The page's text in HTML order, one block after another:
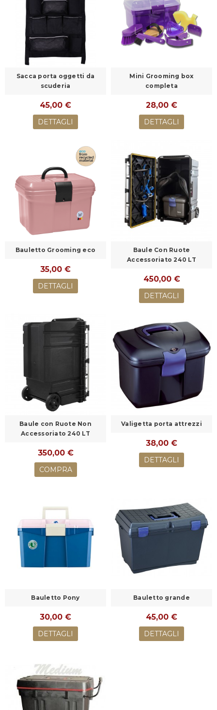
Sacca porta oggetti da
scuderia
45,00 €
DETTAGLI
Mini Grooming box
completa
28,00 €
DETTAGLI
Bauletto Grooming eco
35,00 €
DETTAGLI
Baule Con Ruote
Accessoriato 240 LT
450,00 €
DETTAGLI
Baule con Ruote Non
Accessoriato 240 LT
350,00 €
COMPRA
Valigetta porta attrezzi
38,00 €
DETTAGLI
Bauletto Pony
30,00 €
DETTAGLI
Bauletto grande
45,00 €
DETTAGLI